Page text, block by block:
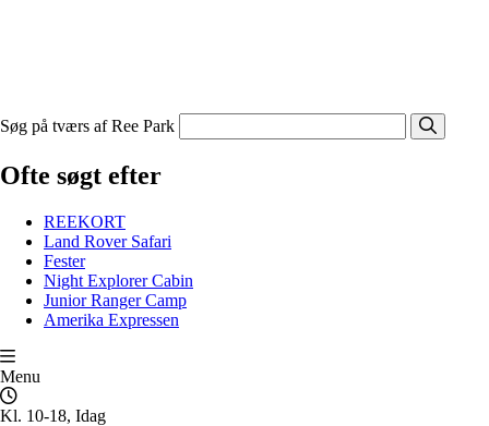
Søg på tværs af Ree Park
Ofte søgt efter
REEKORT
Land Rover Safari
Fester
Night Explorer Cabin
Junior Ranger Camp
Amerika Expressen
Menu
Kl. 10-18, Idag